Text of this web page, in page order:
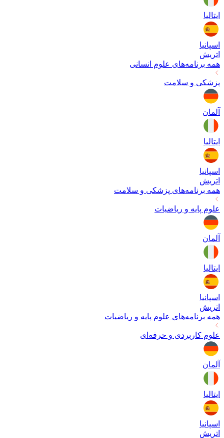
ایتالیا
اسپانیا
اتریش
همه برنامه‌های علوم انسانی
پزشکی و سلامت
آلمان
ایتالیا
اسپانیا
اتریش
همه برنامه‌های پزشکی و سلامت
علوم پایه و ریاضیات
آلمان
ایتالیا
اسپانیا
اتریش
همه برنامه‌های علوم پایه و ریاضیات
علوم کاربردی و حرفه‌ای
آلمان
ایتالیا
اسپانیا
اتریش